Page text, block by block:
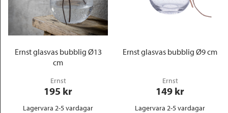
Ernst glasvas bubblig Ø13
cm
Ernst
195 kr
Lagervara 2-5 vardagar
Ernst glasvas bubblig Ø9 cm
Ernst
149 kr
Lagervara 2-5 vardagar